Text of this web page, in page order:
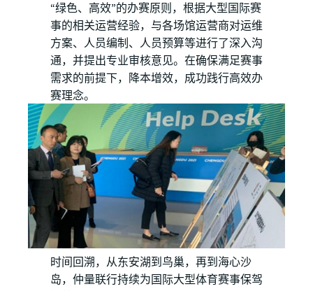
“绿色、高效”的办赛原则，根据大型国际赛
事的相关运营经验，与各场馆运营商对运维
方案、人员编制、人员预算等进行了深入沟
通，并提出专业审核意见。在确保满足赛事
需求的前提下，降本增效，成功践行高效办
赛理念。
时间回溯，从东安湖到鸟巢，再到海心沙
岛，仲量联行持续为国际大型体育赛事保驾